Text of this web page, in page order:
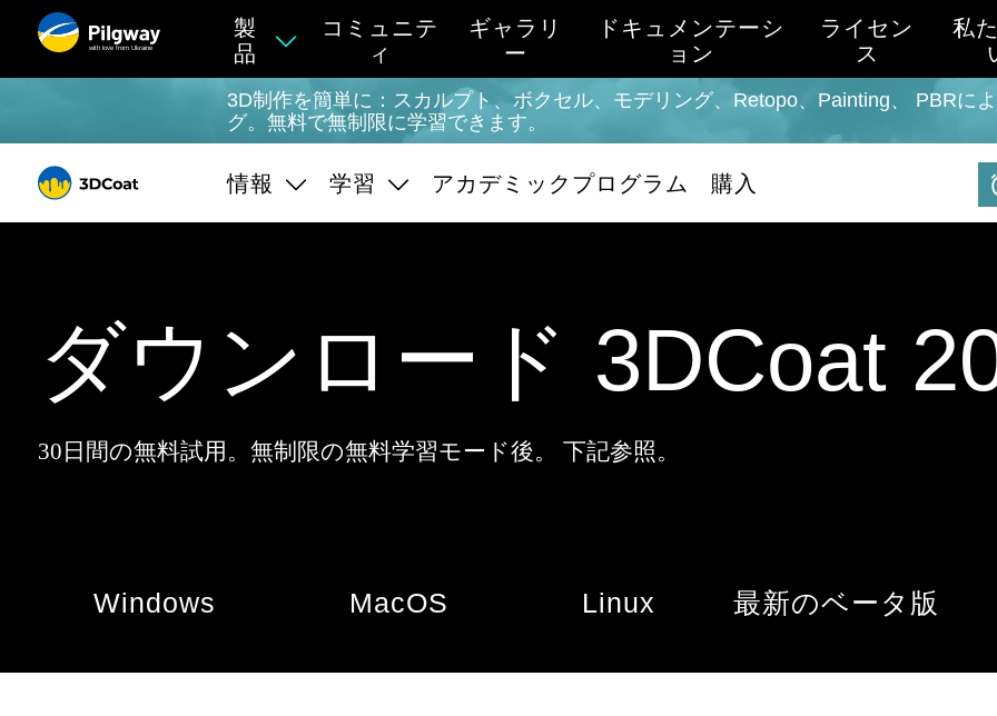
with love from Ukraine
製
品
コミュニテ
ィ
ギャラリ
ー
ドキュメンテーシ
ョン
ライセン
ス
私
3D制作を簡単に：スカルプト、ボクセル、モデリング、Retopo、Painting、 PBRに
グ。無料で無制限に学習できます。
情報 学習 アカデミックプログラム 購入
ダウンロード 3DCoat
30日間の無料試用。無制限の無料学習モード後。 下記参照。
Windows MacOS Linux 最新のベータ版